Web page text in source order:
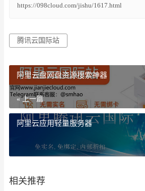
https://098cloud.com/jishu/1617.html
腾讯云国际站
阿里云盘网盘资源搜索神器
« 上一篇
阿里云应用轻量服务器
相关推荐